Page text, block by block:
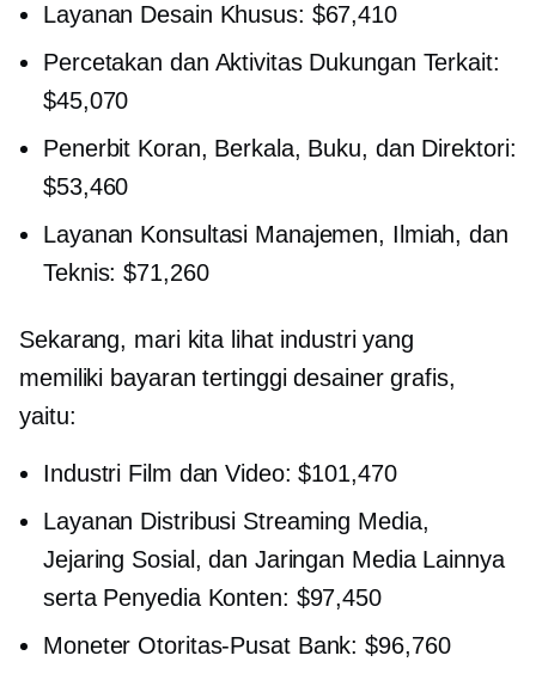
Layanan Desain Khusus: $67,410
Percetakan dan Aktivitas Dukungan Terkait:
$45,070
Penerbit Koran, Berkala, Buku, dan Direktori:
$53,460
Layanan Konsultasi Manajemen, Ilmiah, dan
Teknis: $71,260
Sekarang, mari kita lihat industri yang
memiliki bayaran tertinggidesainer grafis,
yaitu:
Industri Film dan Video: $101,470
Layanan Distribusi Streaming Media,
Jejaring Sosial, dan Jaringan Media Lainnya
serta Penyedia Konten: $97,450
Moneter Otoritas-PusatBank: $96,760